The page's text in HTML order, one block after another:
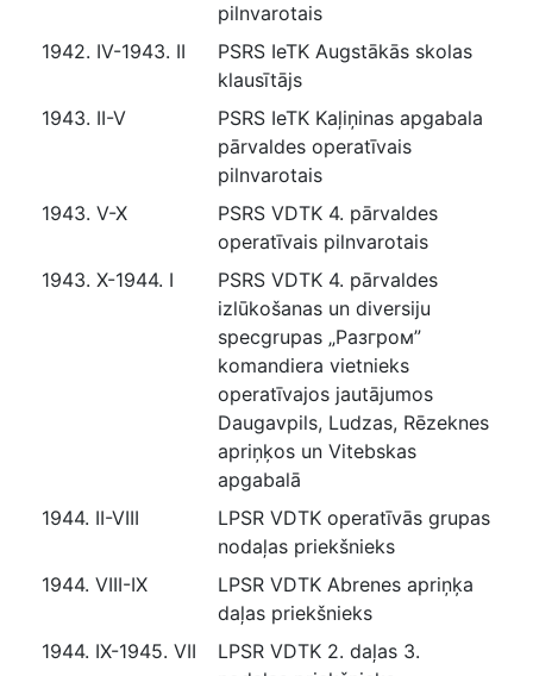
pilnvarotais
1942. IV-1943. II
PSRS IeTK Augstākās skolas
klausītājs
1943. II-V
PSRS IeTK Kaļiņinas apgabala
pārvaldes operatīvais
pilnvarotais
1943. V-X
PSRS VDTK 4. pārvaldes
operatīvais pilnvarotais
1943. X-1944. I
PSRS VDTK 4. pārvaldes
izlūkošanas un diversiju
specgrupas „Разгром”
komandiera vietnieks
operatīvajos jautājumos
Daugavpils, Ludzas, Rēzeknes
apriņķos un Vitebskas
apgabalā
1944. II-VIII
LPSR VDTK operatīvās grupas
nodaļas priekšnieks
1944. VIII-IX
LPSR VDTK Abrenes apriņķa
daļas priekšnieks
1944. IX-1945. VII
LPSR VDTK 2. daļas 3.